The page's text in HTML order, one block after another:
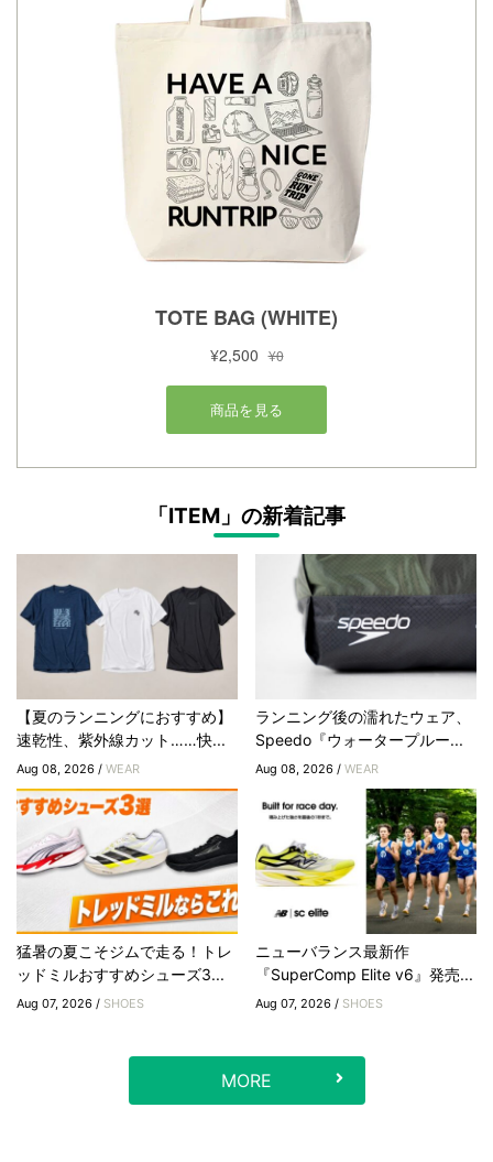
「ITEM」の新着記事
【夏のランニングにおすすめ】
速乾性、紫外線カット……快...
Aug 08, 2026 / WEAR
ランニング後の濡れたウェア、
Speedo『ウォータープルー...
Aug 08, 2026 /WEAR
猛暑の夏こそジムで走る！トレ
ッドミルおすすめシューズ3...
Aug 07, 2026 / SHOES
ニューバランス最新作
『SuperComp Elite v6』発売...
Aug 07, 2026 / SHOES
MORE